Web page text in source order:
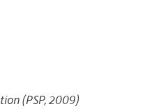
(PSP, 2009)